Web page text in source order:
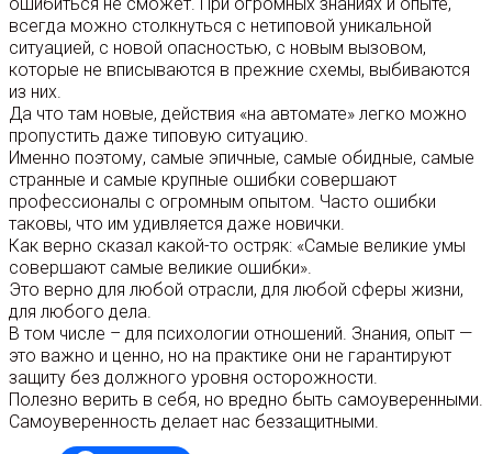
всегда можно столкнуться с нетиповой уникальной
ситуацией, с новой опасностью, с новым вызовом,
которые не вписываются в прежние схемы, выбиваются
из них.
Да что там новые, действия «на автомате» легко можно
пропустить даже типовую ситуацию.
Именно поэтому, самые эпичные, самые обидные, самые
странные и самые крупные ошибки совершают
профессионалы с огромным опытом. Часто ошибки
таковы, что им удивляется даже новички.
Как верно сказал какой-то остряк: «Самые великие умы
совершают самые великие ошибки».
Это верно для любой отрасли, для любой сферы жизни,
для любого дела.
В том числе – для психологии отношений. Знания, опыт —
это важно и ценно, но на практике они не гарантируют
защиту без должного уровня осторожности.
Полезно верить в себя, но вредно быть самоуверенными.
Самоуверенность делает нас беззащитными.